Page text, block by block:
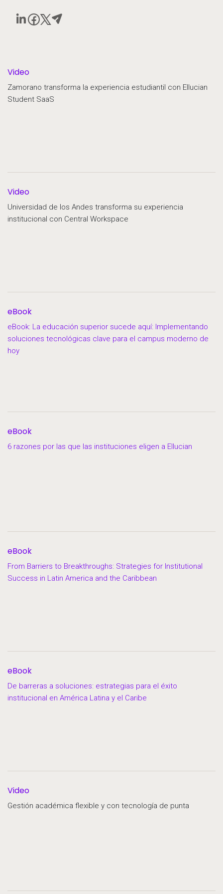
Video
Zamorano transforma la experiencia estudiantil con Ellucian
Student SaaS
Video
Universidad de los Andes transforma su experiencia
institucional con Central Workspace
eBook
eBook: La educación superior sucede aquí: Implementando
soluciones tecnológicas clave para el campus moderno de
hoy
eBook
6 razones por las que las instituciones eligen a Ellucian
eBook
From Barriers to Breakthroughs: Strategies for Institutional
Success in Latin America and the Caribbean
eBook
De barreras a soluciones: estrategias para el éxito
institucional en América Latina y el Caribe
Video
Gestión académica flexible y con tecnología de punta